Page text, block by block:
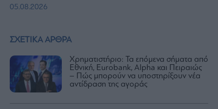
ΣΧΕΤΙΚΑ ΑΡΘΡΑ
Χρηματιστήριο: Τα επόμενα σήματα από
Εθνική, Eurobank, Alpha και Πειραιώς
– Πώς μπορούν να υποστηρίξουν νέα
αντίδραση της αγοράς
05.08.2026